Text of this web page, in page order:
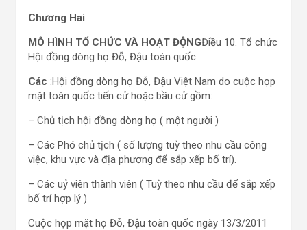
Chương Hai
MÔ HÌNH TỔ CHỨC VÀ HOẠT ĐỘNGĐiều 10. Tổ chức
Hội đồng dòng họ Đỗ, Đậu toàn quốc:
Các :Hội đồng dòng họ Đỗ, Đậu Việt Nam do cuộc họp
mặt toàn quốc tiến cử hoặc bầu cử gồm:
– Chủ tịch hội đồng dòng họ ( một người )
– Các Phó chủ tịch ( số lượng tuỳ theo nhu cầu công
việc, khu vực và địa phương để sắp xếp bố trí).
– Các uỷ viên thành viên ( Tuỳ theo nhu cầu để sắp xếp
bố trí hợp lý )
Cuộc họp mặt họ Đỗ, Đậu toàn quốc ngày 13/3/2011